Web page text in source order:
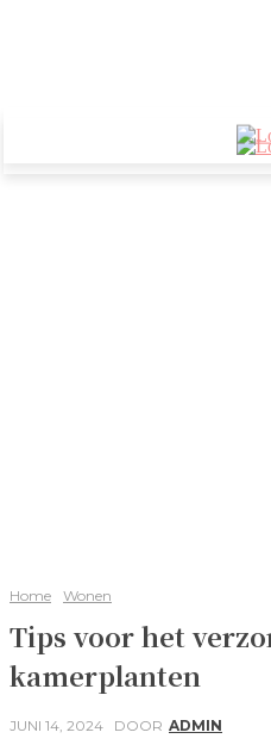
Home Wonen
Tips voor het
kamerplanten
JUNI 14, 2024 DOOR ADMIN